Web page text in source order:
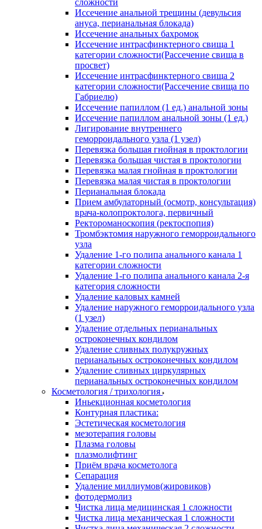
сложности
Иссечение анальной трещины (девульсия
ануса, перианальная блокада)
Иссечение анальных бахромок
Иссечение интрасфинктерного свища 1
категории сложности(Рассечение свища в
просвет)
Иссечение интрасфинктерного свища 2
категории сложности(Рассечение свища по
Габриелю)
Иссечение папиллом (1 ед.) анальной зоны
Иссечение папиллом анальной зоны (1 ед.)
Лигирование внутреннего
геморроидального узла (1 узел)
Перевязка большая гнойная в проктологии
Перевязка большая чистая в проктологии
Перевязка малая гнойная в проктологии
Перевязка малая чистая в проктологии
Перианальная блокада
Прием амбулаторный (осмотр, консультация)
врача-колопроктолога, первичный
Ректороманоскопия (ректоспопия)
Тромбэктомия наружного геморроидального
узла
Удаление 1-го полипа анального канала 1
категории сложности
Удаление 1-го полипа анального канала 2-я
категория сложности
Удаление каловых камней
Удаление наружного геморроидального узла
(1 узел)
Удаление отдельных перианальных
остроконечных кондилом
Удаление сливных полукружных
перианальных остроконечных кондилом
Удаление сливных циркулярных
перианальных остроконечных кондилом
Косметология / трихология
Иньекционная косметология
Контурная пластика:
Эстетическая косметология
мезотерапия головы
Плазма головы
плазмолифтинг
Приём врача косметолога
Сепарация
Удаление миллиумов(жировиков)
фотодермолиз
Чистка лица медицинская 1 сложности
Чистка лица механическая 1 сложности